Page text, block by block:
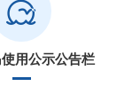
用公示公告栏